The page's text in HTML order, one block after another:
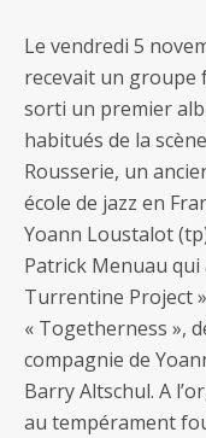
Le vendredi 5
recevait un groupe
sorti un premier
habitués de la
Rousserie, un
école de jazz en
Yoann Loustalot
Patrick Menuau
Turrentine Project
« Togetherness »,
compagnie de
Barry Altschul. A
au tempérament